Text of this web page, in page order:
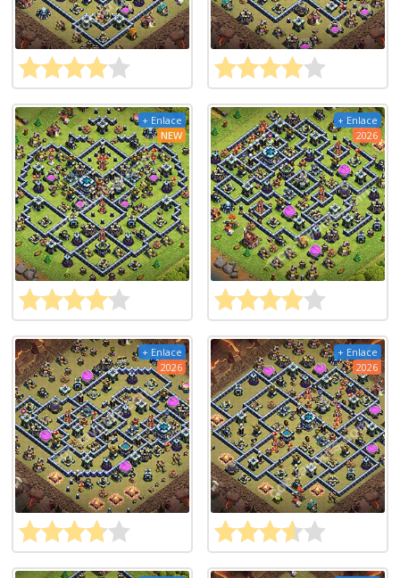
+ Enlace
NEW
+ Enlace
2026
+ Enlace
2026
+ Enlace
2026